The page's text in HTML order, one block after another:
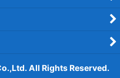
All Rights Reserved.